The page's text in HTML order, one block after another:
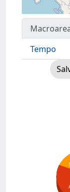
Tempo